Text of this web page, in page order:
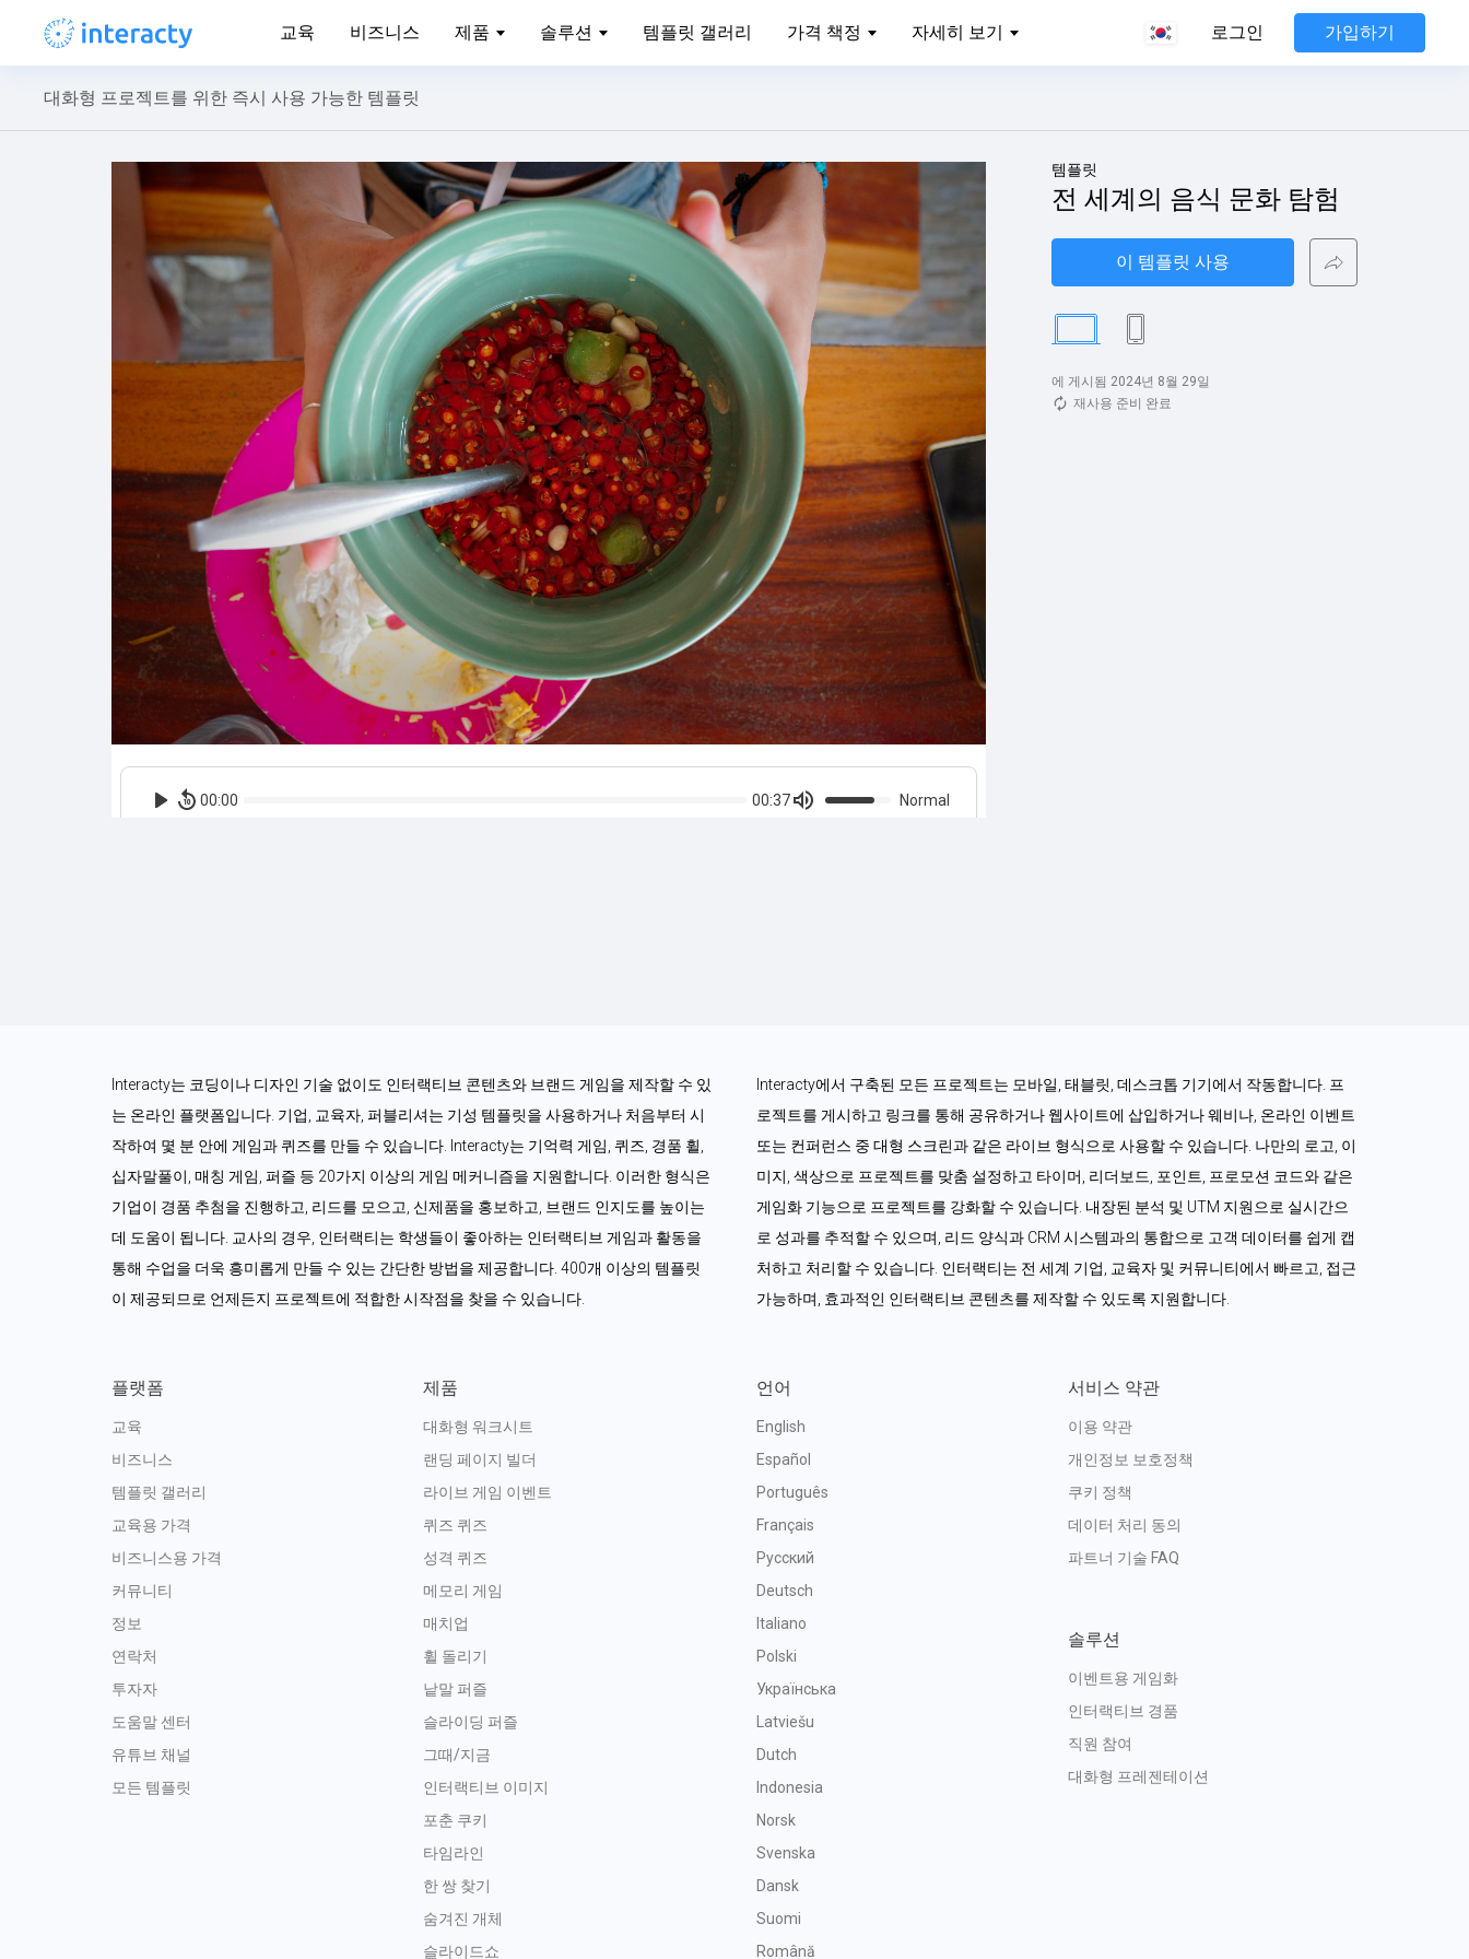
교육 비즈니스 제품 솔루션 템플릿 갤러리 가격 책정 자세히 보기 로그인 가입하기
대화형 프로젝트를 위한 즉시 사용 가능한 템플릿
템플릿
전 세계의 음식 문화 탐험
이 템플릿 사용
에 게시됨 2024년 8월 29일
재사용 준비 완료
Interacty는 코딩이나 디자인 기술 없이도 인터랙티브 콘텐츠와 브랜드 게임을 제작할 수 있
는 온라인 플랫폼입니다. 기업, 교육자, 퍼블리셔는 기성 템플릿을 사용하거나 처음부터 시
작하여 몇 분 안에 게임과 퀴즈를 만들 수 있습니다. Interacty는 기억력 게임, 퀴즈, 경품 휠,
십자말풀이, 매칭 게임, 퍼즐 등 20가지 이상의 게임 메커니즘을 지원합니다. 이러한 형식은
기업이 경품 추첨을 진행하고, 리드를 모으고, 신제품을 홍보하고, 브랜드 인지도를 높이는
데 도움이 됩니다. 교사의 경우, 인터랙티는 학생들이 좋아하는 인터랙티브 게임과 활동을
통해 수업을 더욱 흥미롭게 만들 수 있는 간단한 방법을 제공합니다. 400개 이상의 템플릿
이 제공되므로 언제든지 프로젝트에 적합한 시작점을 찾을 수 있습니다.
Interacty에서 구축된 모든 프로젝트는 모바일, 태블릿, 데스크톱 기기에서 작동합니다. 프
로젝트를 게시하고 링크를 통해 공유하거나 웹사이트에 삽입하거나 웨비나, 온라인 이벤트
또는 컨퍼런스 중 대형 스크린과 같은 라이브 형식으로 사용할 수 있습니다. 나만의 로고, 이
미지, 색상으로 프로젝트를 맞춤 설정하고 타이머, 리더보드, 포인트, 프로모션 코드와 같은
게임화 기능으로 프로젝트를 강화할 수 있습니다. 내장된 분석 및 UTM 지원으로 실시간으
로 성과를 추적할 수 있으며, 리드 양식과 CRM 시스템과의 통합으로 고객 데이터를 쉽게 캡
처하고 처리할 수 있습니다. 인터랙티는 전 세계 기업, 교육자 및 커뮤니티에서 빠르고, 접근
가능하며, 효과적인 인터랙티브 콘텐츠를 제작할 수 있도록 지원합니다.
플랫폼
교육
비즈니스
템플릿 갤러리
교육용 가격
비즈니스용 가격
커뮤니티
정보
연락처
투자자
도움말 센터
유튜브 채널
모든 템플릿
제품
대화형 워크시트
랜딩 페이지 빌더
라이브 게임 이벤트
퀴즈 퀴즈
성격 퀴즈
메모리 게임
매치업
휠 돌리기
낱말 퍼즐
슬라이딩 퍼즐
그때/지금
인터랙티브 이미지
포춘 쿠키
타임라인
한 쌍 찾기
숨겨진 개체
슬라이드쇼
언어
English
Español
Português
Français
Русский
Deutsch
Italiano
Polski
Українська
Latviešu
Dutch
Indonesia
Norsk
Svenska
Dansk
Suomi
Română
서비스 약관
이용 약관
개인정보 보호정책
쿠키 정책
데이터 처리 동의
파트너 기술 FAQ
솔루션
이벤트용 게임화
인터랙티브 경품
직원 참여
대화형 프레젠테이션